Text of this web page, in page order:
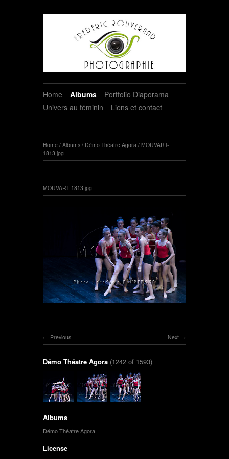
Home Albums
Portfolio Diaporama
Univers au féminin
Liens et contact
Home / Albums / Démo Théatre Agora / MOUVART-
1813.jpg
MOUVART-1813.jpg
Next
Previous
Démo Théatre Agora (1242 of 1593)
Albums
Démo Théatre Agora
License